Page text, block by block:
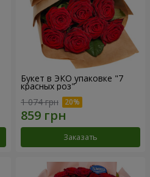
Букет в ЭКО упаковке "7
красных роз"
1 074 грн
Заказать